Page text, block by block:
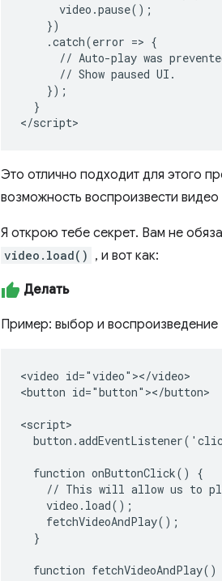
      video.pause();
    })
    .catch(error => {
// Auto-play was
      // Show paused UI.
    });
  }
</script>
Это отлично подходит для этого
возможность воспроизвести
Я открою тебе секрет. Вам не
video.load() , и вот как:
Делать
Пример: выбор и воспроизведение
<video id="video"></video>
<button id="button"></button>
<script>
  function onButtonClick() {
// This will allow us to
    video.load();
    fetchVideoAndPlay();
  }
function fetchVideoAndPlay()